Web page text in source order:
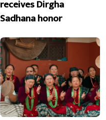
receives Dirgha
Sadhana honor